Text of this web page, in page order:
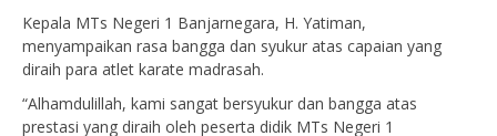
Kepala MTs Negeri 1 Banjarnegara, H. Yatiman,
menyampaikan rasa bangga dan syukur atas capaian yang
diraih para atlet karate madrasah.
“Alhamdulillah, kami sangat bersyukur dan bangga atas
prestasi yang diraih oleh peserta didik MTs Negeri 1